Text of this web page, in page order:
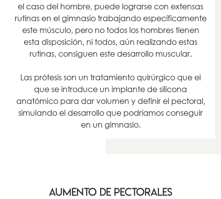
el caso del hombre, puede lograrse con extensas
rutinas en el gimnasio trabajando específicamente
este músculo, pero no todos los hombres tienen
esta disposición, ni todos, aún realizando estas
rutinas, consiguen este desarrollo muscular.
Las prótesis son un tratamiento quirúrgico que el
que se introduce un implante de silicona
anatómico para dar volumen y definir el pectoral,
simulando el desarrollo que podríamos conseguir
en un gimnasio.
Aumento de pectorales